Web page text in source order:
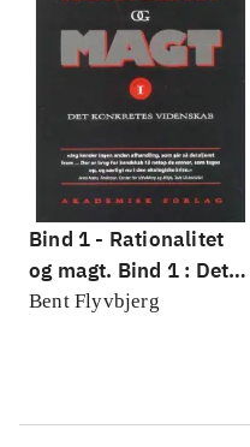
Bind 1 - Rationalitet
og magt. Bind 1 : Det
konkretes videnskab
Bent Flyvbjerg